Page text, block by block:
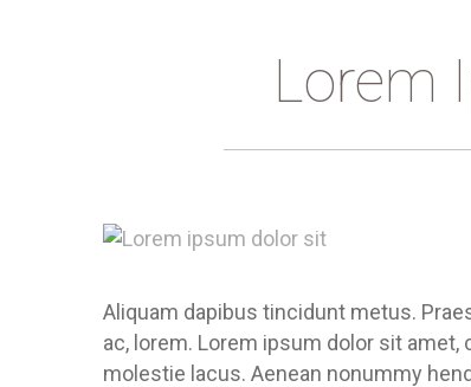
Lorem
Aliquam dapibus tincidunt metus.
ac, lorem. Lorem ipsum dolor sit
molestie lacus. Aenean nonummy